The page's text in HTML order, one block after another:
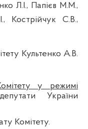
Л.І., Папієв М.М.,
Кострійчук С.В.,
Культенко А.В.
у режимі
України
Комітету.